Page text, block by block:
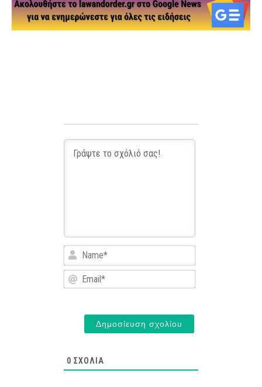
Name*
Email*
0 ΣΧΌΛΙΑ